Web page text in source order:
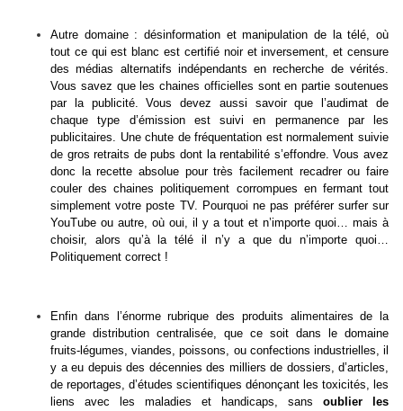
Autre domaine : désinformation et manipulation de la télé, où
tout ce qui est blanc est certifié noir et inversement, et censure
des médias alternatifs indépendants en recherche de vérités.
Vous savez que les chaines officielles sont en partie soutenues
par la publicité. Vous devez aussi savoir que l’audimat de
chaque type d’émission est suivi en permanence par les
publicitaires. Une chute de fréquentation est normalement suivie
de gros retraits de pubs dont la rentabilité s’effondre. Vous avez
donc la recette absolue pour très facilement recadrer ou faire
couler des chaines politiquement corrompues en fermant tout
simplement votre poste TV. Pourquoi ne pas préférer surfer sur
YouTube ou autre, où oui, il y a tout et n’importe quoi… mais à
choisir, alors qu’à la télé il n’y a que du n’importe quoi…
Politiquement correct !
Enfin dans l’énorme rubrique des produits alimentaires de la
grande distribution centralisée, que ce soit dans le domaine
fruits-légumes, viandes, poissons, ou confections industrielles, il
y a eu depuis des décennies des milliers de dossiers, d’articles,
de reportages, d’études scientifiques dénonçant les toxicités, les
liens avec les maladies et handicaps, sans oublier les